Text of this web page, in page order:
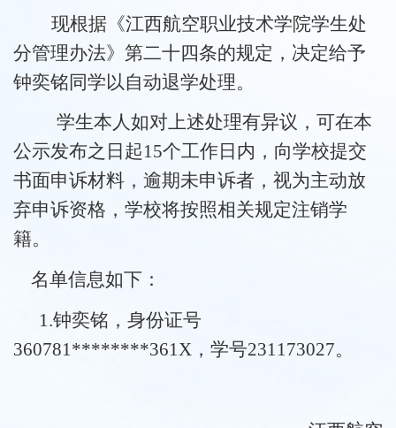
现根据《江西航空职业技术学院学生处
分管理办法》第二十四条的规定，决定给予
钟奕铭同学以自动退学处理。
学生本人如对上述处理有异议，可在本
公示发布之日起15个工作日内，向学校提交
书面申诉材料，逾期未申诉者，视为主动放
弃申诉资格，学校将按照相关规定注销学
籍。
名单信息如下：
1.钟奕铭 ，身份证号
360781********361X，学号231173027。